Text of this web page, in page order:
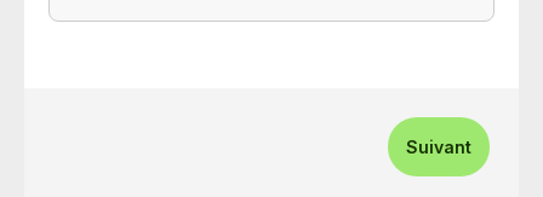
Suivant